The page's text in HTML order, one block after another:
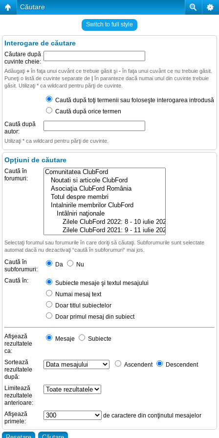
Căutare
Switch to full style
Interogare de căutare
Căutare după
cuvinte cheie:
Adăugaţi + în faţa unui cuvânt ce trebuie găsit şi - în faţa unui cuvânt ce nu trebuie găsit.
Puneţi o listă de cuvinte separate de | în paranteze dacă numai unul din cuvinte trebuie
găsit. Utilizaţi * ca wildcard pentru părţi de cuvinte.
Caută după toţi termenii sau foloseşte interogarea introdusă
Caută după orice termen
Caută după
autor:
Utilizaţi * ca wildcard pentru părţi de cuvinte.
Opţiuni de căutare
Caută în
forumuri:
Selectaţi forumul sau forumurile în care doriţi să căutaţi. Subforumurile sunt selectate
automat dacă nu dezactivaţi “caută în subforumuri“ mai jos.
Caută în
subforumuri:
Da Nu
Caută în:
Subiecte mesaje şi textul mesajului
Numai mesaj text
Doar titlul subiectelor
Doar primul mesaj din subiect
Afişează
rezultatele
ca:
Mesaje Subiecte
Sortează
rezultatele
după:
Ascendent Descendent
Limitează
rezultatele
anterioare:
Afişează
primele:
de caractere din conţinutul mesajelor